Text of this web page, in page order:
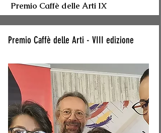
Premio Caffè delle Arti IX
Premio Caffè delle Arti - VIII edizione